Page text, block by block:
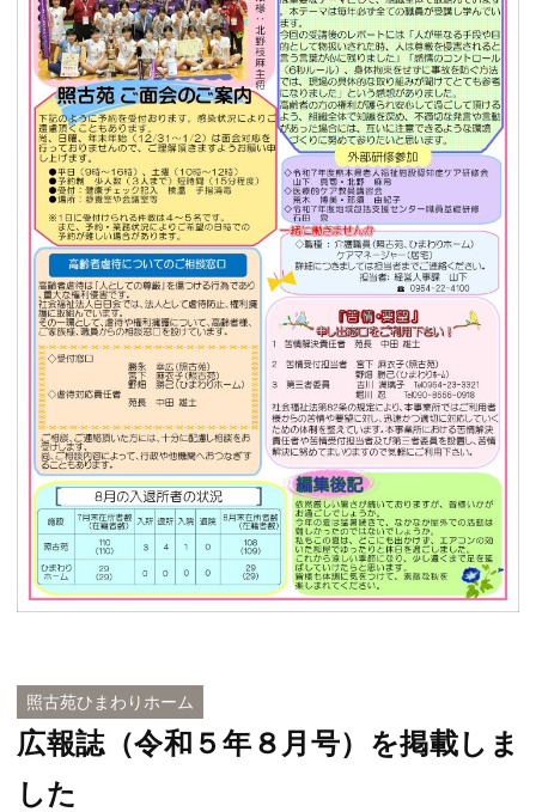
照古苑ひまわりホーム
広報誌（令和５年８月号）を掲載しま
した